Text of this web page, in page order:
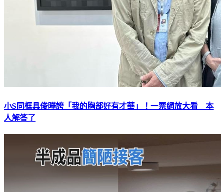
小S同框具俊曄誇「我的胸部好有才華」！一票網放大看 本
人解答了